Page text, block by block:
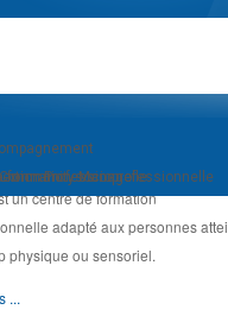
Professionnelle
Manager
formation socioprofessionnelle
...
un centre de formation
adapté aux personnes
physique ou sensoriel.
...